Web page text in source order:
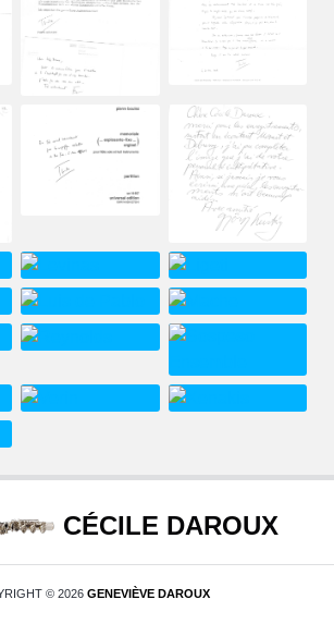
CÉCILE DAROUX
© 2026 GENEVIÈVE DAROUX